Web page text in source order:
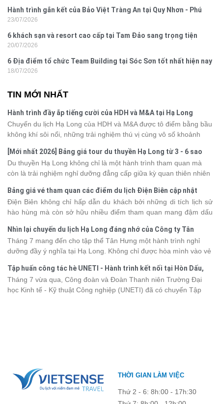
Hành trình gắn kết của Bảo Việt Tràng An tại Quy Nhơn - Phú
Yên
23/07/2026
6 khách sạn và resort cao cấp tại Tam Đảo sang trọng tiện
nghi
20/07/2026
6 Địa điểm tổ chức Team Building tại Sóc Sơn tốt nhất hiện nay
18/07/2026
TIN MỚI NHẤT
Hành trình đầy ắp tiếng cười của HDH và M&A tại Hạ Long
Chuyến du lịch Hạ Long của HDH và M&A được tô điểm bằng bầu
không khí sôi nổi, những trải nghiệm thú vị cùng vô số khoảnh
phút giây đồng hành bên nhau, tất cả đã tạo nên một chuyến đi
tràn đầy cảm xúc và dấu ấn khó quên.
[Mới nhất 2026] Bảng giá tour du thuyền Hạ Long từ 3 - 6 sao
Du thuyền Hạ Long không chỉ là một hành trình tham quan mà
còn là trải nghiệm nghỉ dưỡng đẳng cấp giữa kỳ quan thiên nhiên
khác nhau, khiến nhiều du khách băn khoăn khi lựa chọn. Bài viết
dưới đây sẽ cập nhật bảng giá tour du thuyền Hạ Long mới nhất
2026 từ 3 - 6 sao, giúp bạn dễ dàng so sánh và tìm được hành
trình phù hợp với nhu cầu cũng như ngân sách.
Bảng giá vé tham quan các điểm du lịch Điện Biên cập nhật
2026
Điện Biên không chỉ hấp dẫn du khách bởi những di tích lịch sử
hào hùng mà còn sở hữu nhiều điểm tham quan mang đậm dấu
phá vùng đất này, việc cập nhật trước giá vé sẽ giúp bạn chủ
động hơn trong lịch trình và chi phí. Cùng Vietsense Travel tham
khảo bảng giá vé tham quan các điểm du lịch Điện Biênmới nhất
năm 2026 ngay dưới đây.
Nhìn lại chuyến du lịch Hạ Long đáng nhớ của Công ty Tân
Hưng 2026
Tháng 7 mang đến cho tập thể Tân Hưng một hành trình nghỉ
dưỡng đầy ý nghĩa tại Hạ Long. Không chỉ được hòa mình vào vẻ
kết, sẻ chia và lưu giữ nhiều khoảnh khắc đáng nhớ. Hãy cùng
nhìn lại chuyến đi ngập tràn niềm vui và những trải nghiệm khó
quên.
Tập huấn công tác hè UNETI - Hành trình kết nối tại Hòn Dấu,
Đồ Sơn
Tháng 7 vừa qua, Công đoàn và Đoàn Thanh niên Trường Đại
học Kinh tế - Kỹ thuật Công nghiệp (UNETI) đã có chuyến Tập
THỜI GIAN LÀM VIỆC
Thứ 2 - 6: 8h:00 - 17h:30